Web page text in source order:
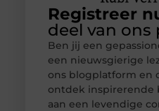
Registreer
deel van ons
Ben jij een
een nieuwsgierige
ons blogplatform en
ontdek inspirerende
aan een levendige